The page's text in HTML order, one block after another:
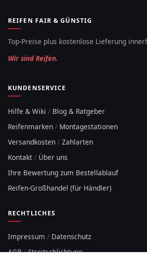
REIFEN FAIR & GÜNSTIG
Top-Preise plus kostenlose Lieferung
Wir sind Reifen.
KUNDENSERVICE
Hilfe & Wiki / Blog & Ratgeber
Reifenmarken / Montagestationen
Versandkosten / Zahlarten
Kontakt / Über uns
Ihre Bewertung zum Bestellablauf
Reifen-Großhandel (für Händler)
RECHTLICHES
Impressum / Datenschutz
AGB/Streitschlichtung